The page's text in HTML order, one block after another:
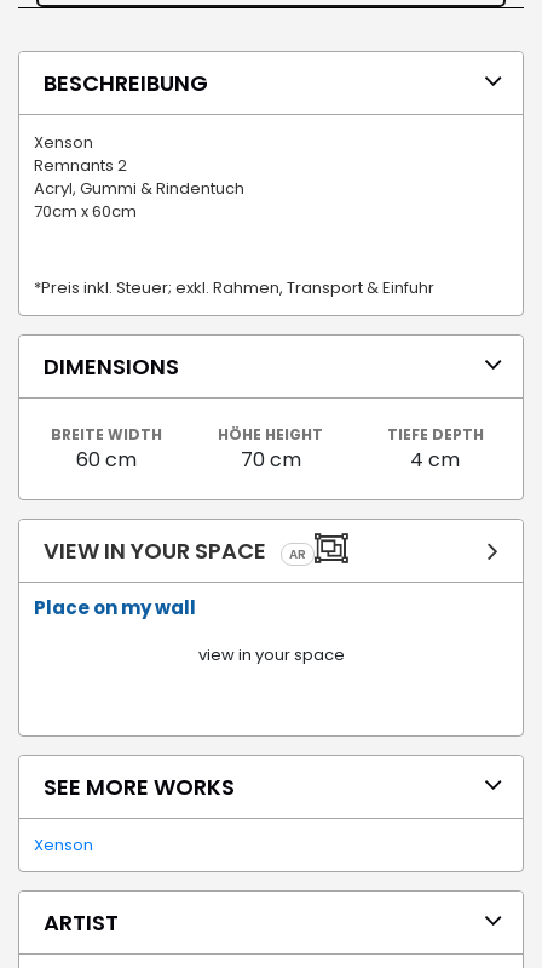
BESCHREIBUNG
Xenson
Remnants 2
Acryl, Gummi & Rindentuch
70cm x 60cm
*Preis inkl. Steuer; exkl. Rahmen, Transport & Einfuhr
DIMENSIONS
BREITE WIDTH
60 cm
HÖHE HEIGHT
70 cm
TIEFE DEPTH
4 cm
VIEW IN YOUR SPACE AR
Place on my wall
view in your space
SEE MORE WORKS
Xenson
ARTIST